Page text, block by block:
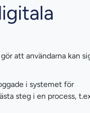
att användarna kan
i systemet för
steg i en process,